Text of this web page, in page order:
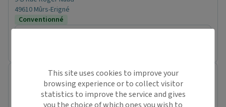
49610 Mûrs-Erigné
Conventionné
Thomas CAPUS
Masseur-kinésithérapeute
11 Route du Château
This site uses cookies to improve your
browsing experience or to collect visitor
statistics to improve the service and gives